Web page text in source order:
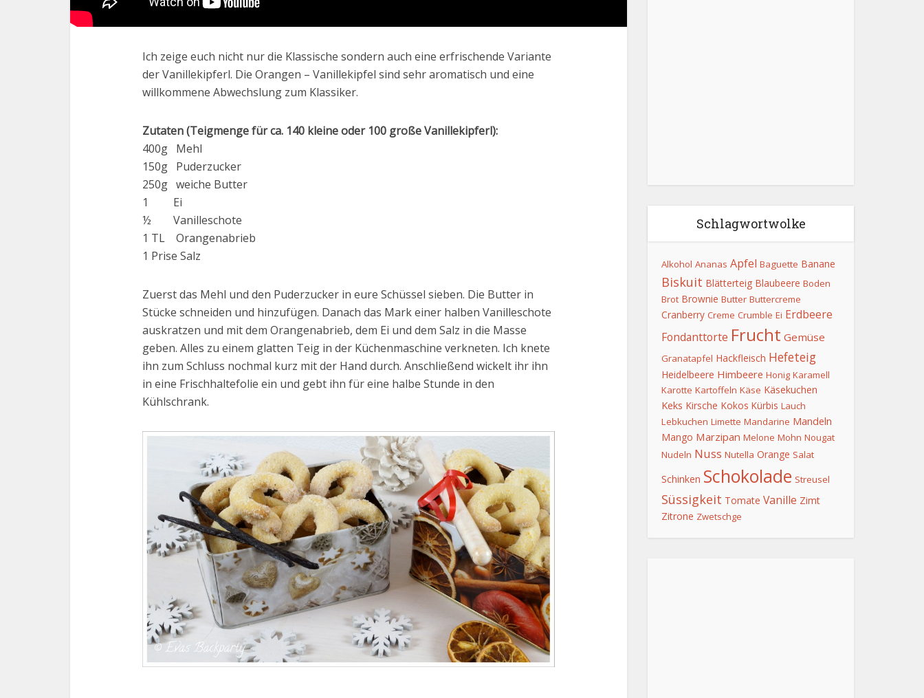
Ich zeige euch nicht nur die Klassische sondern auch eine erfrischende Variante
der Vanillekipferl. Die Orangen – Vanillekipfel sind sehr aromatisch und eine
willkommene Abwechslung zum Klassiker.
Zutaten (Teigmenge für ca. 140 kleine oder 100 große Vanillekipferl):
400g Mehl
150g Puderzucker
250g weiche Butter
1 Ei
½ Vanilleschote
1 TL Orangenabrieb
1 Prise Salz
Zuerst das Mehl und den Puderzucker in eure Schüssel sieben. Die Butter in
Stücke schneiden und hinzufügen. Danach das Mark einer halben Vanilleschote
auskratzen und mit dem Orangenabrieb, dem Ei und dem Salz in die Masse
geben. Alles zu einem glatten Teig in der Küchenmaschine verkneten. Ich knete
ihn zum Schluss nochmal kurz mit der Hand durch. Anschließend wickelt ihr ihn
in eine Frischhaltefolie ein und gebt ihn für eine halbe Stunde in den
Kühlschrank.
Schlagwortwolke
Alkohol Ananas Apfel Baguette Banane
Biskuit Blätterteig Blaubeere Boden
Brot Brownie Butter Buttercreme
Cranberry Creme Crumble Ei Erdbeere
Fondanttorte Frucht Gemüse
Granatapfel Hackfleisch Hefeteig
Heidelbeere Himbeere Honig Karamell
Karotte Kartoffeln Käse Käsekuchen
Keks Kirsche Kokos Kürbis Lauch
Lebkuchen Limette Mandarine Mandeln
Mango Marzipan Melone Mohn Nougat
Nudeln Nuss Nutella Orange Salat
Schinken Schokolade Streusel
Süssigkeit Tomate Vanille Zimt
Zitrone Zwetschge